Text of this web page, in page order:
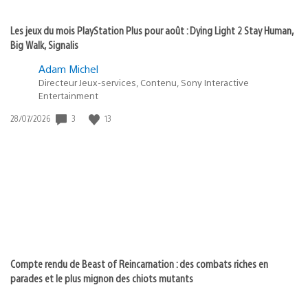
Les jeux du mois PlayStation Plus pour août : Dying Light 2 Stay Human,
Big Walk, Signalis
Adam Michel
Directeur Jeux-services, Contenu, Sony Interactive
Entertainment
Date
28/07/2026 3 13
Compte rendu de Beast of Reincarnation : des combats riches en
parades et le plus mignon des chiots mutants